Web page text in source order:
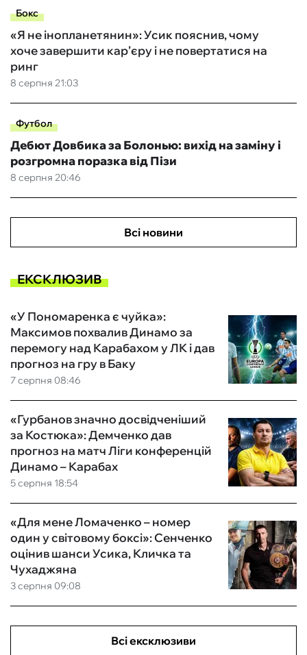
Бокс
8 серпня 21:03
«Я не інопланетянин»: Усик пояснив, чому
хоче завершити кар’єру і не повертатися на
ринг
Футбол
8 серпня 20:46
Дебют Довбика за Болонью: вихід на заміну і
розгромна поразка від Пізи
Всі новини
ЕКСКЛЮЗИВ
7 серпня 08:46
«У Пономаренка є чуйка»:
Максимов похвалив Динамо за
перемогу над Карабахом у ЛК і дав
прогноз на гру в Баку
5 серпня 18:54
«Гурбанов значно досвідченіший
за Костюка»: Демченко дав
прогноз на матч Ліги конференцій
Динамо – Карабах
3 серпня 09:08
«Для мене Ломаченко – номер
один у світовому боксі»: Сенченко
оцінив шанси Усика, Кличка та
Чухаджяна
Всі ексклюзиви